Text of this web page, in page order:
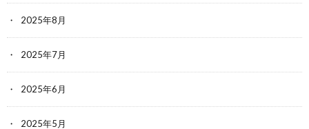
2025年8月
2025年7月
2025年6月
2025年5月